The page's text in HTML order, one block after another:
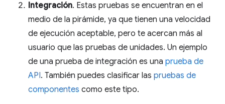
Integración. Estas pruebas se encuentran en el
medio de la pirámide, ya que tienen una velocidad
de ejecución aceptable, pero te acercan más al
usuario que las pruebas de unidades. Un ejemplo
de una prueba de integración es una prueba de
API. También puedes clasificar las pruebas de
componentes como este tipo.